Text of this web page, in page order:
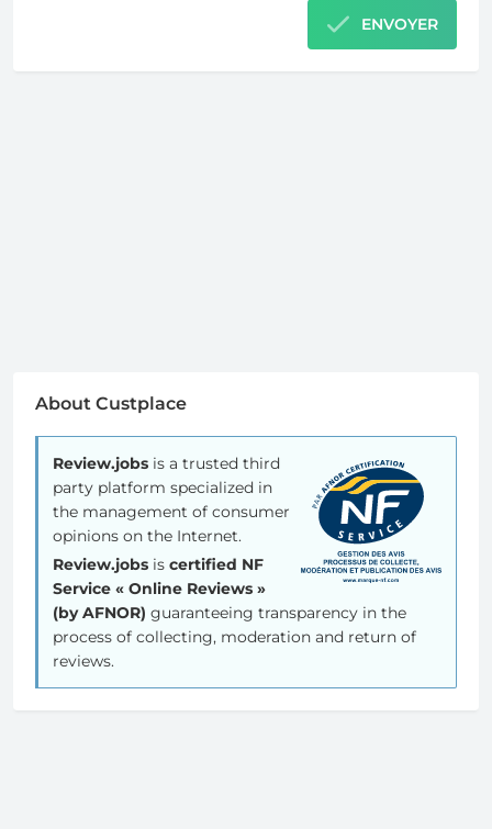
ENVOYER
About Custplace
Review.jobs is a trusted third
party platform specialized in
the management of consumer
opinions on the Internet.
Review.jobs is certified NF
Service « Online Reviews »
(by AFNOR) guaranteeing transparency in the
process of collecting, moderation and return of
reviews.